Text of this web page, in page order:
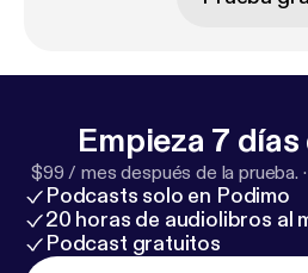
Empieza 7
$99 / mes después de la prueba. ·
Podcasts solo en Podimo
20 horas de audiolibros al
Podcast gratuitos